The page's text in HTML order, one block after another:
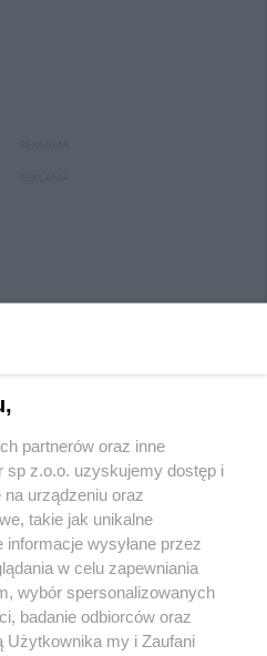
Skontaktuj się z nami
partnerów oraz inne
sp z.o.o. uzyskujemy dostęp i
urządzeniu oraz
takie jak unikalne
wysyłane przez
w celu zapewniania
wybór spersonalizowanych
badanie odbiorców oraz
Użytkownika my i Zaufani